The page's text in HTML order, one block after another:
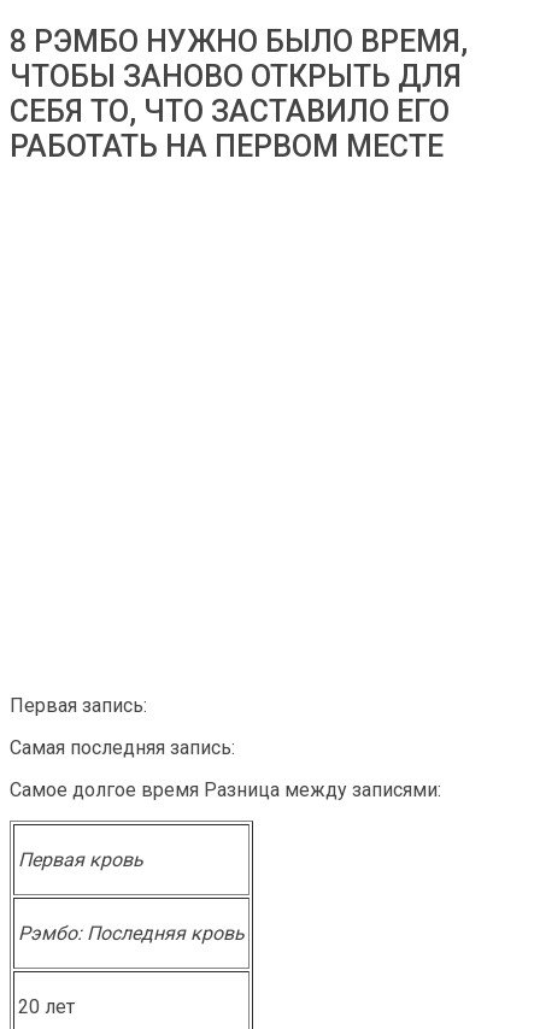
8 РЭМБО НУЖНО БЫЛО ВРЕМЯ,
ЧТОБЫ ЗАНОВО ОТКРЫТЬ ДЛЯ
СЕБЯ ТО, ЧТО ЗАСТАВИЛО ЕГО
РАБОТАТЬ НА ПЕРВОМ МЕСТЕ
Первая запись:
Самая последняя запись:
Самое долгое время Разница между записями:
Первая кровь
Рэмбо: Последняя кровь
20 лет